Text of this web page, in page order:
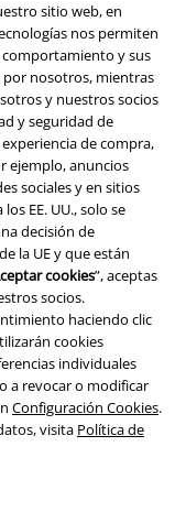
sitio web, en
nos permiten
y sus
por nosotros, mientras
y nuestros socios
y seguridad de
de compra,
ejemplo, anuncios
sociales y en sitios
EE. UU., solo se
decisión de
la UE y que están
cookies”, aceptas
socios.
haciendo clic
cookies
individuales
a revocar o modificar
Configuración Cookies.
visita Política de
Hoy en día,
otro de hombre y ya no
y sencilla es la
Esto funciona igual
se creará un estilo
si la quieres un poco
unas zapatillas
y tu look chic pero
a pantalones simples
temporada de frío, no
una sudadera o un
ver la parte superior
el efecto sorpresa.
la confusión sobre las